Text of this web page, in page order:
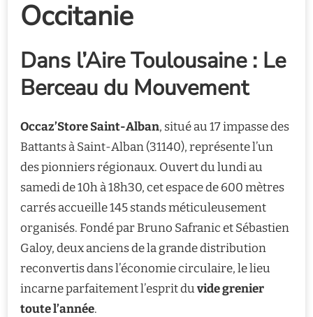
Occitanie
Dans l’Aire Toulousaine : Le
Berceau du Mouvement
Occaz’Store Saint-Alban, situé au 17 impasse des
Battants à Saint-Alban (31140), représente l’un
des pionniers régionaux. Ouvert du lundi au
samedi de 10h à 18h30, cet espace de 600 mètres
carrés accueille 145 stands méticuleusement
organisés. Fondé par Bruno Safranic et Sébastien
Galoy, deux anciens de la grande distribution
reconvertis dans l’économie circulaire, le lieu
incarne parfaitement l’esprit duvide grenier
toute l’année.